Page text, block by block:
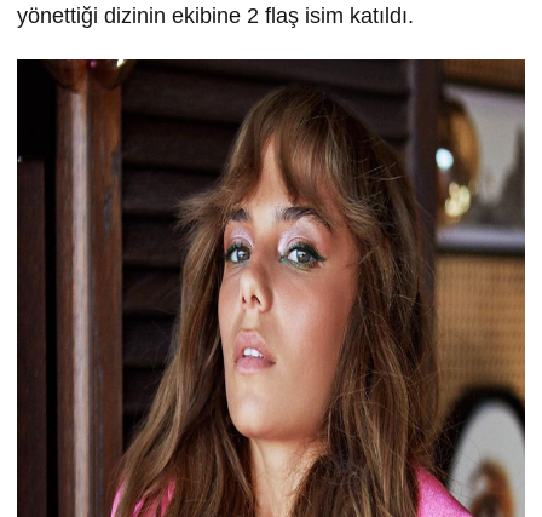
yönettiği dizinin ekibine 2 flaş isim katıldı.